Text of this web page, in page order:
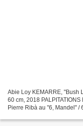
Abie Loy KEMARRE, "Bush
60 cm, 2018
Pierre Ribà au "6, Mandel" /